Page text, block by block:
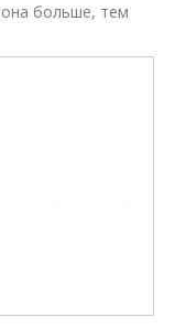
больше, тем